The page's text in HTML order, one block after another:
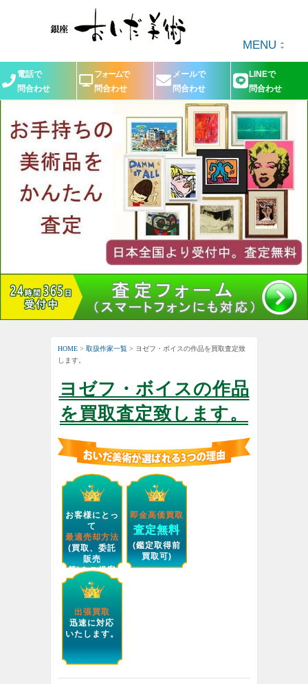
MENU
電話で
問合わせ
フォームで
問合わせ
メールで
問合わせ
LINEで
問合わせ
HOME > 取扱作家一覧 > ヨゼフ・ボイスの作品を買取査定致
します。
ヨゼフ・ボイスの作品
を買取査定致します。
お客様にとっ
て
最適売却方法
(買取、委託
販売
等)をご提案
します。
即金高価買取
査定無料
(鑑定取得前
買取可)
出張買取
迅速に対応
いたします。